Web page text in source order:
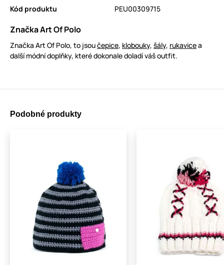
Kód produktu
PEU00309715
Značka Art Of Polo
Značka Art Of Polo, to jsoučepice, klobouky, šály, rukavicea
další módní doplňky, které dokonale doladí váš outfit.
Podobné produkty